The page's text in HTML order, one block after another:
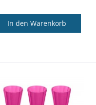
In den Warenkorb